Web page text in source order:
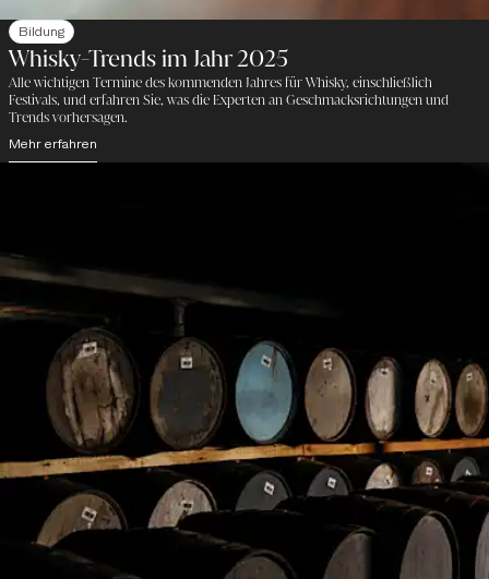
Bildung
Whisky-Trends im Jahr 2025
Alle wichtigen Termine des kommenden Jahres für Whisky, einschließlich
Festivals, und erfahren Sie, was die Experten an Geschmacksrichtungen und
Trends vorhersagen.
Mehr erfahren